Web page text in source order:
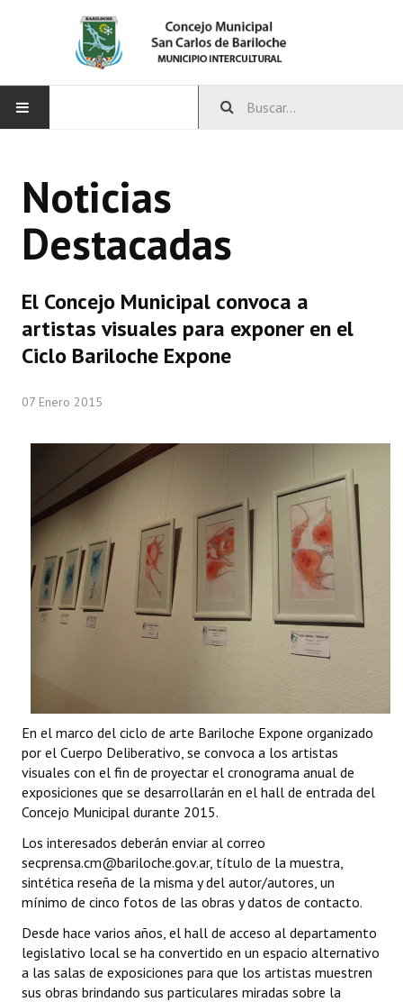
CONCEJO
Bloques Políticos
Comisiones Permanentes
Comisiones Especiales
LEGISLACIÓN
Constitución Nacional
Constitución Provincial
Carta Orgánica 2007
Reglamento Interno
DOCUMENTOS
Informes de Gestión
Proyectos Presentados
Dictámenes Asesoría Letrada
Actas de Sesión
Ejecución Presupuestaria
Actas de Audiencias Públicas
Noticias
Destacadas
El Concejo Municipal convoca a
artistas visuales para exponer en el
Ciclo Bariloche Expone
07 Enero 2015
En el marco del ciclo de arte Bariloche Expone organizado
por el Cuerpo Deliberativo, se convoca a los artistas
visuales con el fin de proyectar el cronograma anual de
exposiciones que se desarrollarán en el hall de entrada del
Concejo Municipal durante 2015.
Los interesados deberán enviar al correo
secprensa.cm@bariloche.gov.ar, título de la muestra,
sintética reseña de la misma y del autor/autores, un
mínimo de cinco fotos de las obras y datos de contacto.
Desde hace varios años, el hall de acceso al departamento
legislativo local se ha convertido en un espacio alternativo
a las salas de exposiciones para que los artistas muestren
sus obras brindando sus particulares miradas sobre la